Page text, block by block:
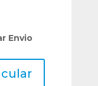
Envio